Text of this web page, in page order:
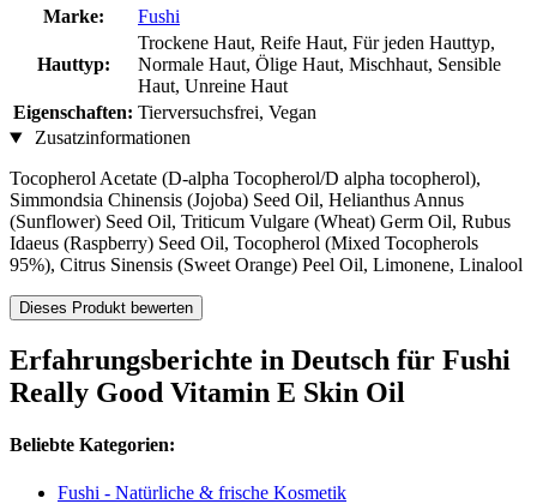
Marke: Fushi
Hauttyp:
Trockene Haut, Reife Haut, Für jeden Hauttyp,
Normale Haut, Ölige Haut, Mischhaut, Sensible
Haut, Unreine Haut
Eigenschaften: Tierversuchsfrei, Vegan
Zusatzinformationen
Tocopherol Acetate (D-alpha Tocopherol/D alpha tocopherol),
Simmondsia Chinensis (Jojoba) Seed Oil, Helianthus Annus
(Sunflower) Seed Oil, Triticum Vulgare (Wheat) Germ Oil, Rubus
Idaeus (Raspberry) Seed Oil, Tocopherol (Mixed Tocopherols
95%), Citrus Sinensis (Sweet Orange) Peel Oil, Limonene, Linalool
Dieses Produkt bewerten
Erfahrungsberichte in Deutsch für Fushi
Really Good Vitamin E Skin Oil
Beliebte Kategorien:
Fushi - Natürliche & frische Kosmetik